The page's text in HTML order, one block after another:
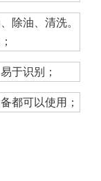
除油、清洗。
于识别；
都可以使用；